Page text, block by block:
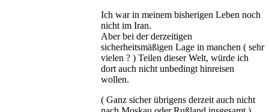
Ich war in meinem bisherigen Leben noch
nicht im Iran.
Aber bei der derzeitigen
sicherheitsmäßigen Lage in manchen ( sehr
vielen ? ) Teilen dieser Welt, würde ich
dort auch nicht unbedingt hinreisen
wollen.
( Ganz sicher übrigens derzeit auch nicht